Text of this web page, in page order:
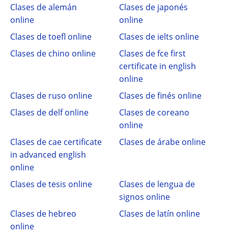
Clases de alemán
online
Clases de japonés
online
Clases de toefl online
Clases de ielts online
Clases de chino online
Clases de fce first
certificate in english
online
Clases de ruso online
Clases de finés online
Clases de delf online
Clases de coreano
online
Clases de cae certificate
in advanced english
online
Clases de árabe online
Clases de tesis online
Clases de lengua de
signos online
Clases de hebreo
online
Clases de latín online